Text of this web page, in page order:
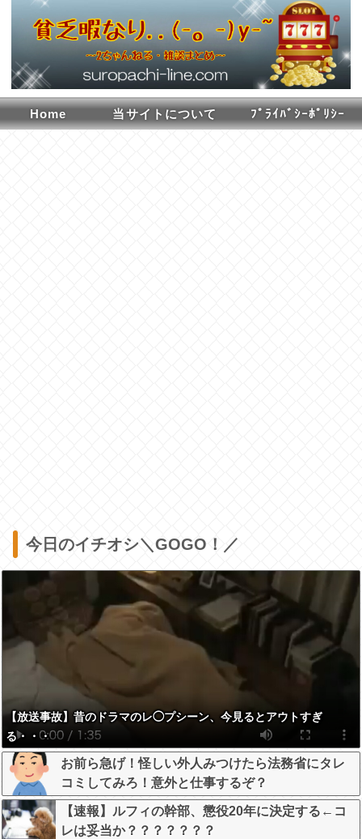
Home 当サイトについて ﾌﾟﾗｲﾊﾞｼｰﾎﾟﾘｼｰ
今日のイチオシ＼GOGO！／
【放送事故】昔のドラマのレ◯プシーン、今見るとアウトすぎ
る・・・
お前ら急げ！怪しい外人みつけたら法務省にタレ
コミしてみろ！意外と仕事するぞ？
【速報】ルフィの幹部、懲役20年に決定する←コ
レは妥当か？？？？？？？